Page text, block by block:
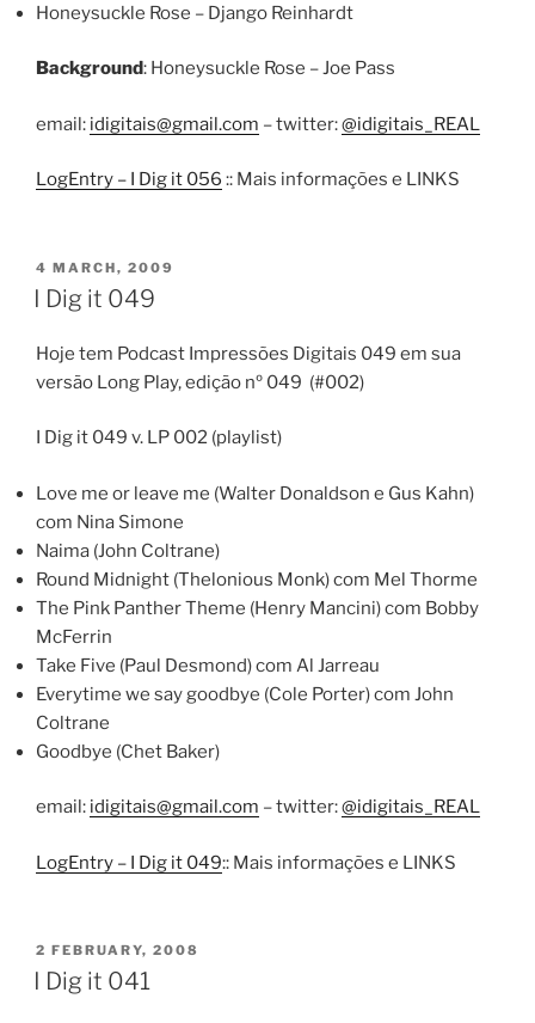
Honeysuckle Rose – Django Reinhardt
Background: Honeysuckle Rose – Joe Pass
email: idigitais@gmail.com – twitter:@idigitais_REAL
LogEntry – I Dig it 056 :: Mais informações e LINKS
POSTED
ON
4 MARCH, 2009
I Dig it 049
Hoje tem Podcast Impressões Digitais 049 em sua
versão Long Play, edição nº 049 (#002)
I Dig it 049 v. LP 002 (playlist)
Love me or leave me (Walter Donaldson e Gus Kahn)
com Nina Simone
Naima (John Coltrane)
Round Midnight (Thelonious Monk) com Mel Thorme
The Pink Panther Theme (Henry Mancini) com Bobby
McFerrin
Take Five (Paul Desmond) com Al Jarreau
Everytime we say goodbye (Cole Porter) com John
Coltrane
Goodbye (Chet Baker)
email: idigitais@gmail.com – twitter:@idigitais_REAL
LogEntry – I Dig it 049:: Mais informações e LINKS
POSTED
ON
2 FEBRUARY, 2008
I Dig it 041